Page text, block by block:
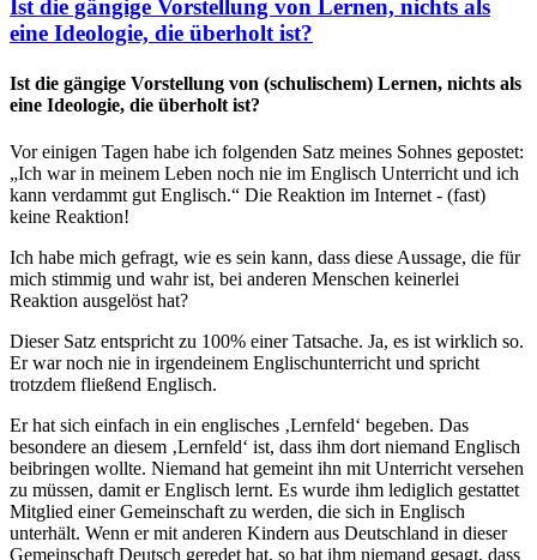
Ist die gängige Vorstellung von Lernen, nichts als
eine Ideologie, die überholt ist?
Ist die gängige Vorstellung von (schulischem) Lernen, nichts als
eine Ideologie, die überholt ist?
Vor einigen Tagen habe ich folgenden Satz meines Sohnes gepostet:
„Ich war in meinem Leben noch nie im Englisch Unterricht und ich
kann verdammt gut Englisch.“ Die Reaktion im Internet - (fast)
keine Reaktion!
Ich habe mich gefragt, wie es sein kann, dass diese Aussage, die für
mich stimmig und wahr ist, bei anderen Menschen keinerlei
Reaktion ausgelöst hat?
Dieser Satz entspricht zu 100% einer Tatsache. Ja, es ist wirklich so.
Er war noch nie in irgendeinem Englischunterricht und spricht
trotzdem fließend Englisch.
Er hat sich einfach in ein englisches ‚Lernfeld‘ begeben. Das
besondere an diesem ‚Lernfeld‘ ist, dass ihm dort niemand Englisch
beibringen wollte. Niemand hat gemeint ihn mit Unterricht versehen
zu müssen, damit er Englisch lernt. Es wurde ihm lediglich gestattet
Mitglied einer Gemeinschaft zu werden, die sich in Englisch
unterhält. Wenn er mit anderen Kindern aus Deutschland in dieser
Gemeinschaft Deutsch geredet hat, so hat ihm niemand gesagt, dass